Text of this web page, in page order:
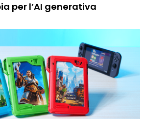
per l’AI generativa